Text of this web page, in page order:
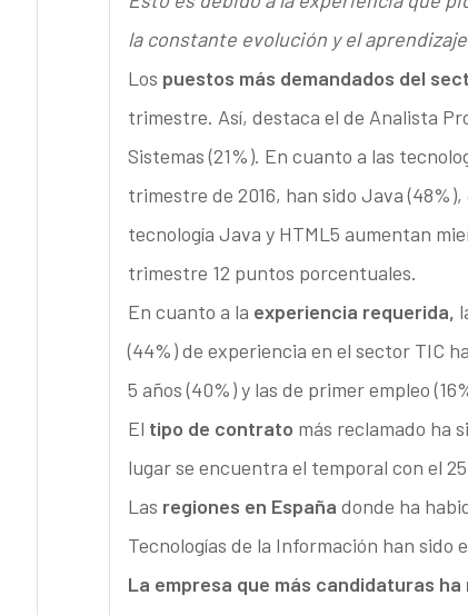
la constante evolución y el
Los puestos más demandados del
trimestre. Así, destaca el de Analista
Sistemas (21%). En cuanto a las
trimestre de 2016, han sido Java
tecnología Java y HTML5 aumentan
trimestre 12 puntos porcentuales.
En cuanto a la experiencia requerida,
(44%) de experiencia en el sector TIC
5 años (40%) y las de primer empleo
El tipo de contrato más reclamado ha
lugar se encuentra el temporal con el
Las regiones en España donde ha
Tecnologías de la Información han sido
La empresa que más candidaturas ha